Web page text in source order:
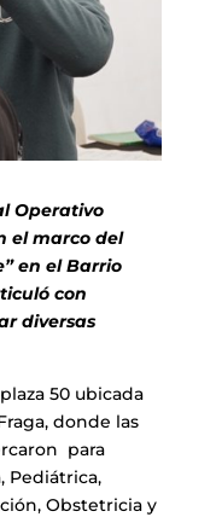
Operativo
el marco del
en el Barrio
con
diversas
50 ubicada
donde las
para
Pediátrica,
Obstetricia y